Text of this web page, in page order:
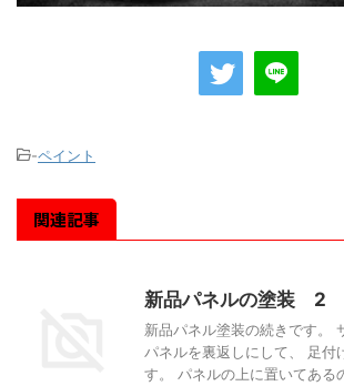
-ペイント
関連記事
新品パネルの塗装 2
新品パネル塗装の続きです。
パネルを裏返しにして、 足付
す。 パネルの上に置いてある